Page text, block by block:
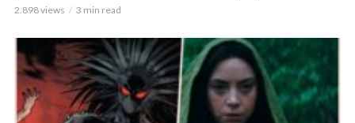
2.898 views 3 min read